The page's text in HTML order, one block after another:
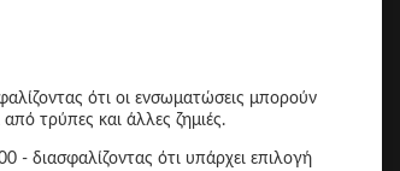
ότι οι ενσωματώσεις μπορούν
τρύπες και άλλες ζημιές.
- διασφαλίζοντας ότι υπάρχει επιλογή